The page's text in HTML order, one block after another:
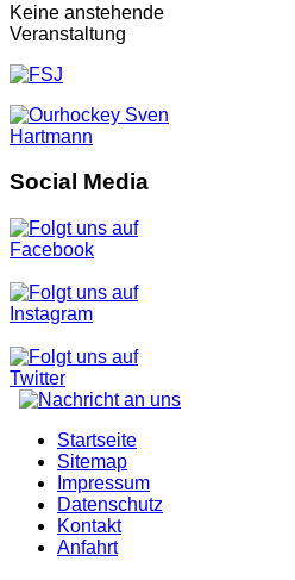
Keine anstehende
Veranstaltung
Social Media
Startseite
Sitemap
Impressum
Datenschutz
Kontakt
Anfahrt